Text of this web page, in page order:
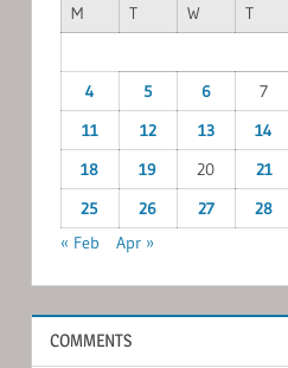
M T W T
4
5 6 7
11
12 13 14
18
19 20 21
25
26 27 28
« Feb
Apr »
COMMENTS